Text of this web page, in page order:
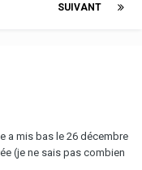
SUIVANT
a mis bas le 26 décembre
(je ne sais pas combien